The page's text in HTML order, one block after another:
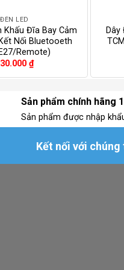
ĐÈN LED
Khấu Đĩa Bay Cảm
Nối Bluetooeth
Remote)
₫
Dây
Sản phẩm chính hãng
Sản phẩm được nhập
Kết nối với chúng